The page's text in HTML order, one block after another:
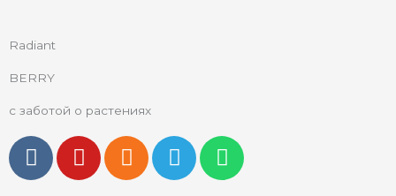
Radiant
BERRY
с заботой о растениях
V
k
Y
o
O
d
T
e
W
h